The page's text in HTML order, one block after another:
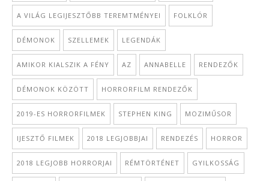
A VILÁG LEGIJESZTŐBB TEREMTMÉNYEI FOLKLÓR
DÉMONOK SZELLEMEK LEGENDÁK
AMIKOR KIALSZIK A FÉNY AZ ANNABELLE RENDEZŐK
DÉMONOK KÖZÖTT HORRORFILM RENDEZŐK
2019-ES HORRORFILMEK STEPHEN KING MOZIMŰSOR
IJESZTŐ FILMEK 2018 LEGJOBBJAI RENDEZÉS HORROR
2018 LEGJOBB HORRORJAI RÉMTÖRTÉNET GYILKOSSÁG